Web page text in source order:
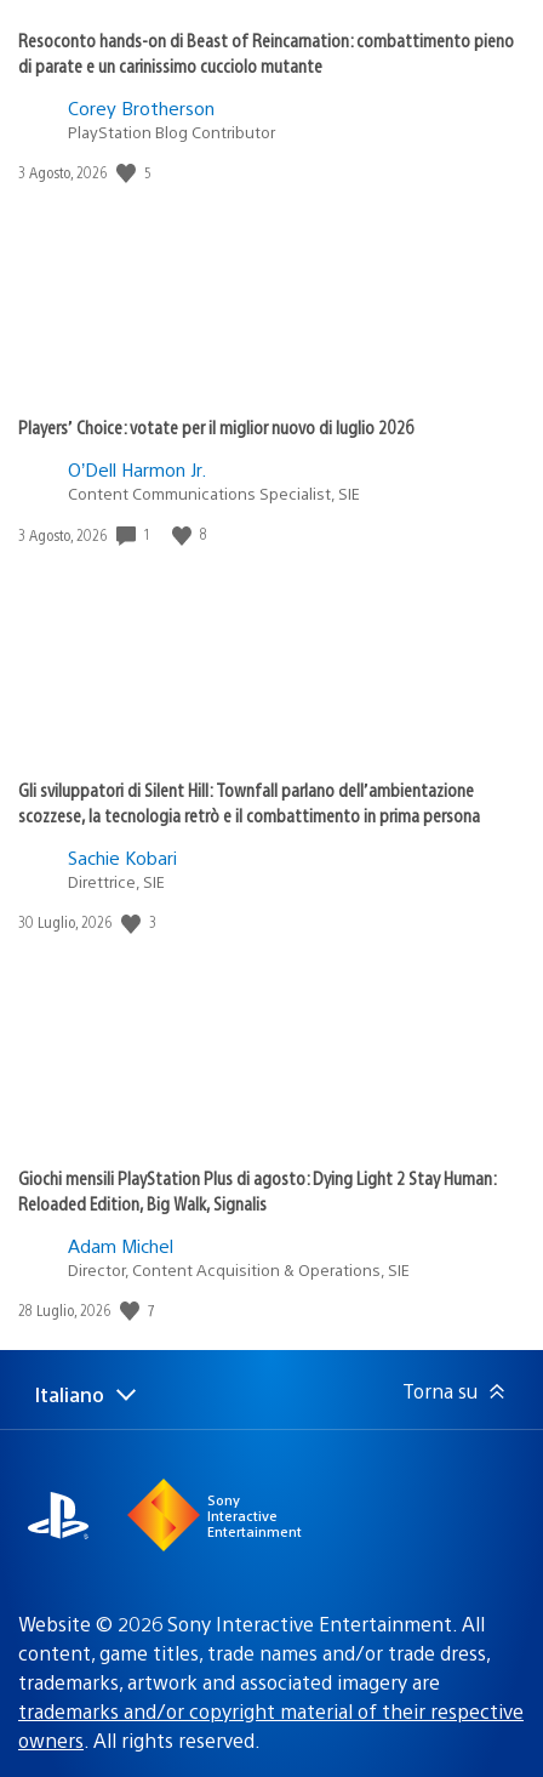
Resoconto hands-on di Beast of Reincarnation: combattimento pieno
di parate e un carinissimo cucciolo mutante
Corey Brotherson
PlayStation Blog Contributor
Data
3 Agosto, 2026 5
Players’ Choice: votate per il miglior nuovo di luglio 2026
O’Dell Harmon Jr.
Content Communications Specialist, SIE
Data
3 Agosto, 2026 1 8
Gli sviluppatori di Silent Hill: Townfall parlano dell’ambientazione
scozzese, la tecnologia retrò e il combattimento in prima persona
Sachie Kobari
Direttrice, SIE
Data
30 Luglio, 2026 3
Giochi mensili PlayStation Plus di agosto: Dying Light 2 Stay Human:
Reloaded Edition, Big Walk, Signalis
Adam Michel
Director, Content Acquisition & Operations, SIE
Data
pubblicazione:
28 Luglio, 2026 7
Seleziona
una
Regione
attuale:
Italiano Torna su
Sony
Interactive
Entertainment
Website © 2026 Sony Interactive Entertainment. All
content, game titles, trade names and/or trade dress,
trademarks, artwork and associated imagery are
trademarks and/or copyright material of their respective
owners. All rights reserved.